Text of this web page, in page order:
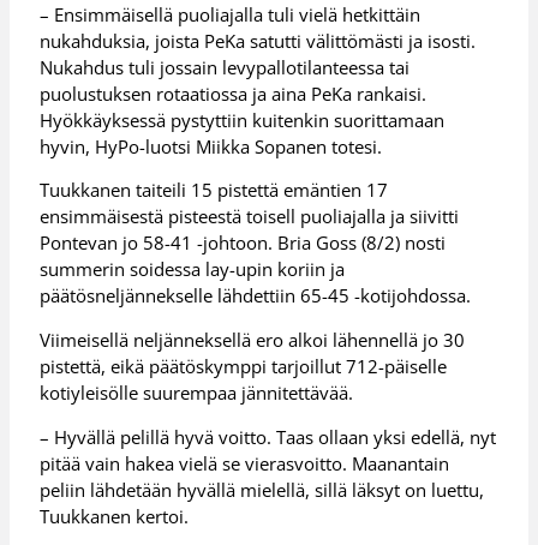
– Ensimmäisellä puoliajalla tuli vielä hetkittäin
nukahduksia, joista PeKa satutti välittömästi ja isosti.
Nukahdus tuli jossain levypallotilanteessa tai
puolustuksen rotaatiossa ja aina PeKa rankaisi.
Hyökkäyksessä pystyttiin kuitenkin suorittamaan
hyvin, HyPo-luotsi Miikka Sopanen totesi.
Tuukkanen taiteili 15 pistettä emäntien 17
ensimmäisestä pisteestä toisell puoliajalla ja siivitti
Pontevan jo 58-41 -johtoon. Bria Goss (8/2) nosti
summerin soidessa lay-upin koriin ja
päätösneljännekselle lähdettiin 65-45 -kotijohdossa.
Viimeisellä neljänneksellä ero alkoi lähennellä jo 30
pistettä, eikä päätöskymppi tarjoillut 712-päiselle
kotiyleisölle suurempaa jännitettävää.
– Hyvällä pelillä hyvä voitto. Taas ollaan yksi edellä, nyt
pitää vain hakea vielä se vierasvoitto. Maanantain
peliin lähdetään hyvällä mielellä, sillä läksyt on luettu,
Tuukkanen kertoi.